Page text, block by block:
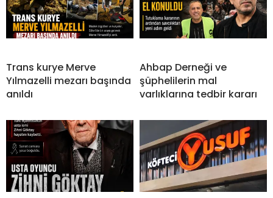
Trans kurye Merve
Yılmazelli mezarı başında
anıldı
Ahbap Derneği ve
şüphelilerin mal
varlıklarına tedbir kararı